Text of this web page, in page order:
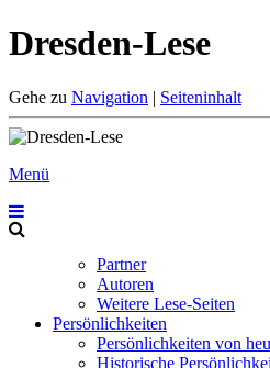
Dresden-Lese
Gehe zu Navigation | Seiteninhalt
Menü
Partner
Autoren
Weitere Lese-Seiten
Persönlichkeiten
Persönlichkeiten von
Historische